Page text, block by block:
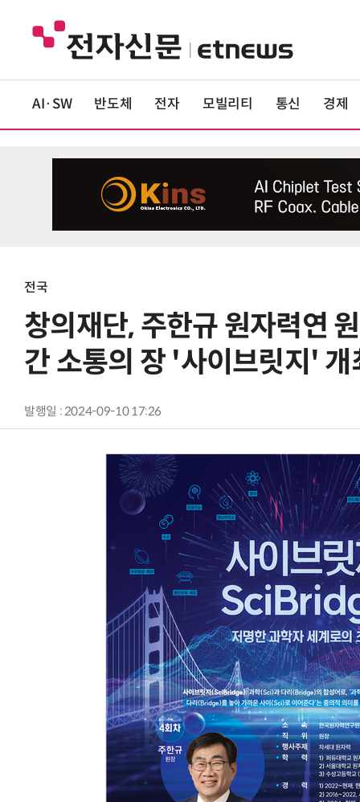
AI·SW 반도체 전자 모빌리티 통신 경제
전국
창의재단, 주한규 원자력연
간 소통의 장 '사이브릿지' 개
발행일 : 2024-09-10 17:26